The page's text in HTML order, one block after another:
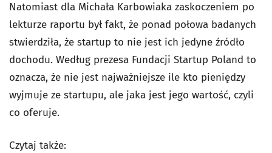
Natomiast dla Michała Karbowiaka zaskoczeniem po
lekturze raportu był fakt, że ponad połowa badanych
stwierdziła, że startup to nie jest ich jedyne źródło
dochodu. Według prezesa Fundacji Startup Poland to
oznacza, że nie jest najważniejsze ile kto pieniędzy
wyjmuje ze startupu, ale jaka jest jego wartość, czyli
co oferuje.
Czytaj także: